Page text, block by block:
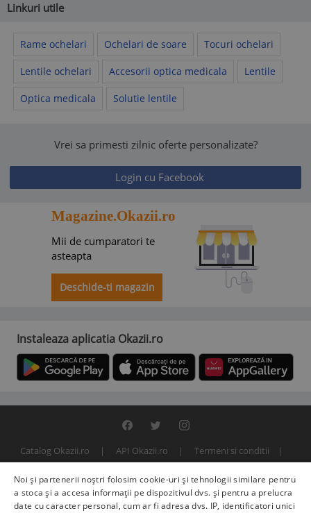
Linkuri utile
Rame ochelari Ochelari de soare Tocuri ochelari
Lentile ochelari Accesorii optica medicala Lentile
Optica medicala Solutie lentile
Vrei sa primesti zilnic oferte personalizate?
Login cu Facebook
Magazine.Okazii.ro
Mii de cumparatori te
asteapta
Deschide-ti magazin
Instaleaza aplicatia Okazii.ro
Catalog Okazii.ro API Okazii.ro
Termeni si conditii
© 2000 - 2026 S.C. BITFACTOR S.R.L.
Noi și partenerii noștri folosim cookie-uri și tehnologii similare pentru
a stoca și a accesa informații pe dispozitivul dvs. și pentru a prelucra
date cu caracter personal, cum ar fi adresa dvs. IP, identificatori unici